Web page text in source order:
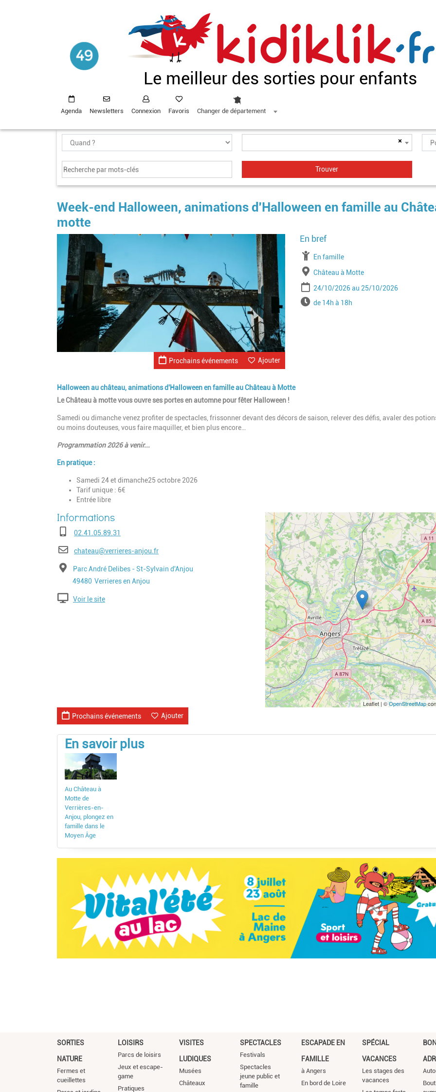
Le meilleur des sorties pour enfants
Agenda Newsletters Connexion Favoris Changer de département
×
Week-end Halloween, animations d'Halloween en famille au
motte
Image
Ajouter
Prochains événements
À partir de
En famille
Lieu
Château à Motte
Période
Date de début
24/10/2026 Date de fin
25/10/2026
Horairesde 14h à 18h
Halloween au château, animations d'Halloween en famille au Château à Motte
Le Château à motte vous ouvre ses portes en automne pour fêter Halloween !
Samedi ou dimanche venez profiter de spectacles, frissonner devant des décors de saison, relever des défis, avaler des
ou moins douteuses, vous faire maquiller, et bien plus encore…
Programmation 2026 à venir...
En pratique :
Samedi 24 et dimanche25 octobre 2026
Tarif unique : 6€
Entrée libre
Téléphone02.41.05.89.31
E-mailchateau@verrieres-anjou.fr
AdresseParc André Delibes - St-Sylvain d'Anjou
Code postal
49480 Ville
Verrieres en Anjou
Voir le site
Geolocalisation
Leaflet | ©OpenStreetMap
Ajouter
Prochains événements
En savoir plus
Au Château à
Motte de
Verrières-en-
Anjou, plongez en
famille dans le
Moyen Âge
SORTIES
NATURE
Fermes et
cueillettes
LOISIRS
Parcs de loisirs
Jeux et escape-
game
Pratiques
VISITES
LUDIQUES
Musées
Châteaux
SPECTACLES
Festivals
Spectacles
jeune public et
famille
ESCAPADE EN
FAMILLE
à Angers
En bord de Loire
SPÉCIAL
VACANCES
Les stages des
vacances